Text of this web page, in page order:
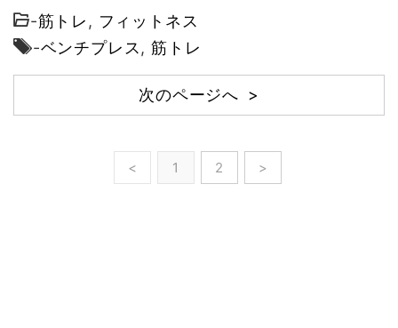
-筋トレ, フィットネス
-ベンチプレス,筋トレ
次のページへ >
< 1 2 >